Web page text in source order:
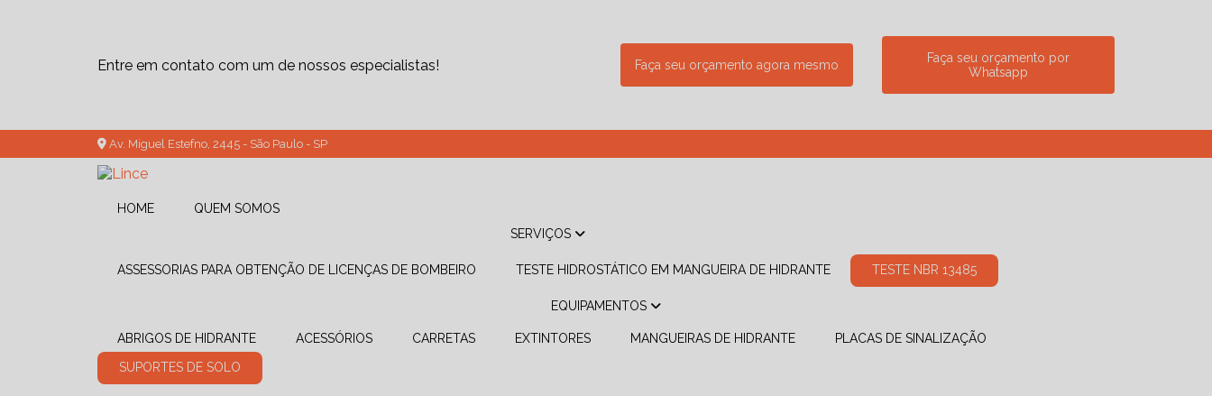
Entre em contato com um de nossos especialistas! Faça seu orçamento agora mesmo
Faça seu orçamento por
Whatsapp
Av. Miguel Estefno, 2445 - São Paulo - SP
HOME
QUEM SOMOS
SERVIÇOS
ASSESSORIAS PARA OBTENÇÃO DE LICENÇAS DE BOMBEIRO TESTE HIDROSTÁTICO EM MANGUEIRA DE HIDRANTE TESTE NBR 13485
EQUIPAMENTOS
ABRIGOS DE HIDRANTE ACESSÓRIOS CARRETAS EXTINTORES MANGUEIRAS DE HIDRANTE
PLACAS DE SINALIZAÇÃO
SUPORTES DE SOLO